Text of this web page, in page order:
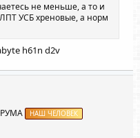
не меньше, а то и
УСБ хреновые, а норм
h61n d2v
НАШ ЧЕЛОВЕК